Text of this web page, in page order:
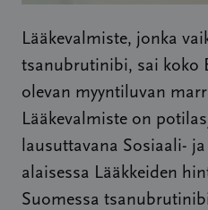
Lääkevalmiste, jonka
tsanubrutinibi, sai koko
olevan myyntiluvan
Lääkevalmiste on
lausuttavana Sosiaali-
alaisessa Lääkkeiden
Suomessa